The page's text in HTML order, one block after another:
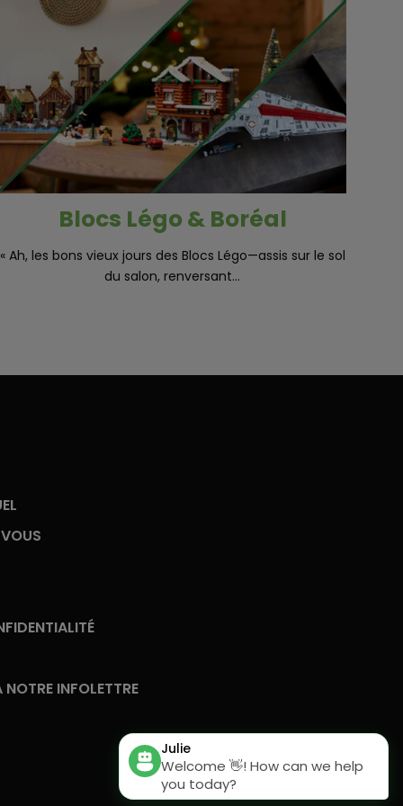
Blocs Légo & Boréal
« Ah, les bons vieux jours des Blocs Légo—assis sur le sol
du salon, renversant...
INFOLETTRE